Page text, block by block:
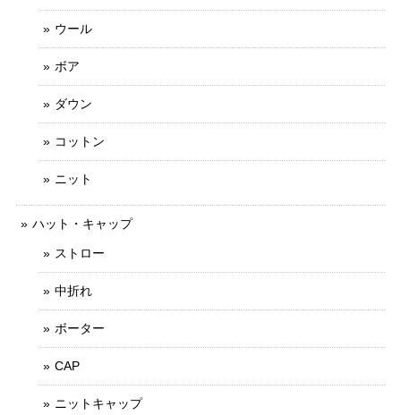
ウール
ボア
ダウン
コットン
ニット
ハット・キャップ
ストロー
中折れ
ボーター
CAP
ニットキャップ